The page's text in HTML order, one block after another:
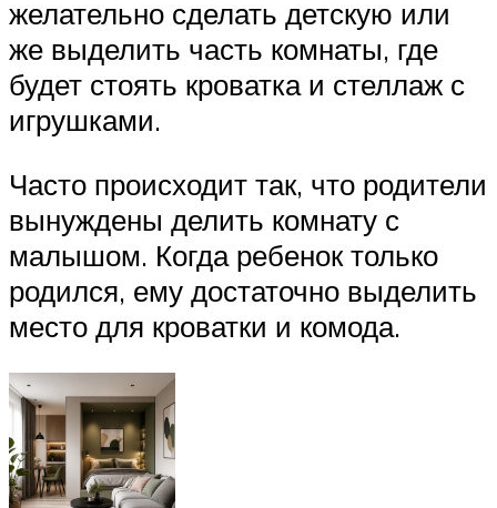
желательно сделать детскую или
же выделить часть комнаты, где
будет стоять кроватка и стеллаж с
игрушками.
Часто происходит так, что родители
вынуждены делить комнату с
малышом. Когда ребенок только
родился, ему достаточно выделить
место для кроватки и комода.